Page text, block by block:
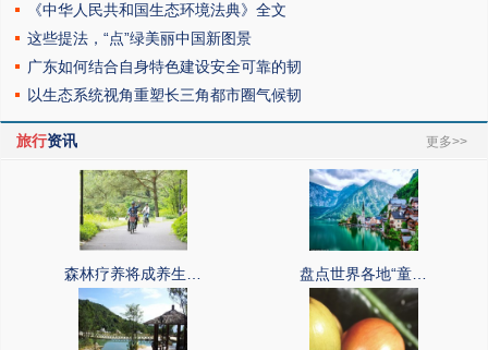
《中华人民共和国生态环境法典》全文
这些提法，“点”绿美丽中国新图景
广东如何结合自身特色建设安全可靠的韧
以生态系统视角重塑长三角都市圈气候韧
旅行资讯 更多>>
森林疗养将成养生… 盘点世界各地“童…